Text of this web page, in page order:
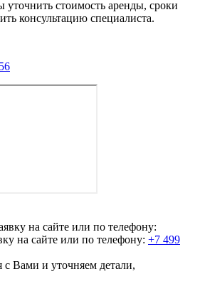
стоимость аренды, сроки
консультацию специалиста.
на сайте или по телефону: +7 499